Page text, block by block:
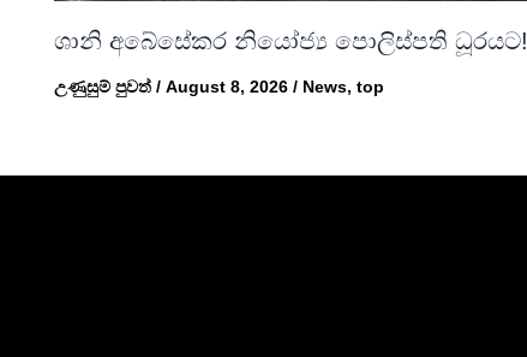
ශානි අබේසේකර නියෝජ්‍ය පොලිස්පති ධූරයට!
උණුසුම් පුවත් / August 8, 2026 / News, top